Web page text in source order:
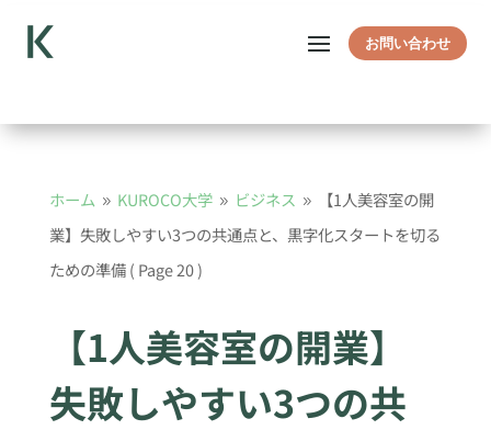
お問い合わせ
ホーム 9 KUROCO大学 9 ビジネス 9
【1人美容室の開
業】失敗しやすい3つの共通点と、黒字化スタートを切る
ための準備( Page 20 )
【1人美容室の開業】
失敗しやすい3つの共